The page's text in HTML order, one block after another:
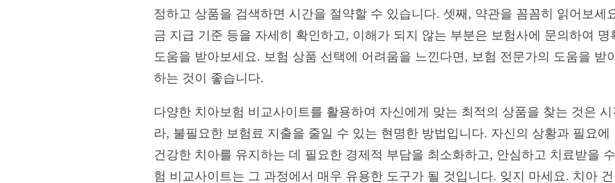
정하고 상품을 검색하면 시간을 절약할 수 있습니다. 셋째, 약관을 꼼꼼히 읽어보세
금 지급 기준 등을 자세히 확인하고, 이해가 되지 않는 부분은 보험사에 문의하여 명
도움을 받아보세요. 보험 상품 선택에 어려움을 느낀다면, 보험 전문가의 도움을 받
하는 것이 좋습니다.
다양한 치아보험 비교사이트를 활용하여 자신에게 맞는 최적의 상품을 찾는 것은
라, 불필요한 보험료 지출을 줄일 수 있는 현명한 방법입니다. 자신의 상황과 필요
건강한 치아를 유지하는 데 필요한 경제적 부담을 최소화하고, 안심하고 치료받을
험 비교사이트는 그 과정에서 매우 유용한 도구가 될 것입니다. 잊지 마세요. 치아